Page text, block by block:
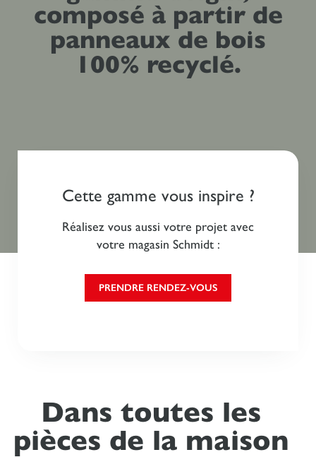
composé à partir de
panneaux de bois
100% recyclé.
Cette gamme vous inspire ?
Réalisez vous aussi votre projet avec
votre magasin Schmidt :
PRENDRE RENDEZ-VOUS
Dans toutes les
pièces de la maison